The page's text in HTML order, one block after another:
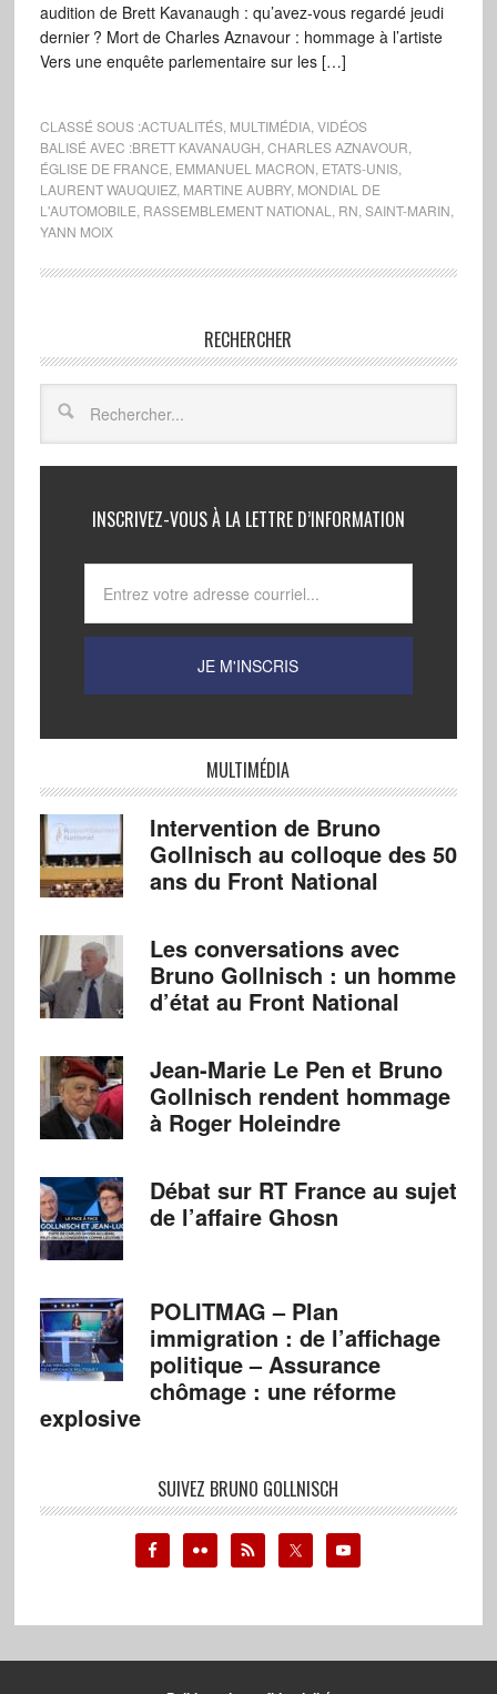
audition de Brett Kavanaugh : qu’avez-vous regardé jeudi
dernier ? Mort de Charles Aznavour : hommage à l’artiste
Vers une enquête parlementaire sur les […]
CLASSÉ SOUS :ACTUALITÉS, MULTIMÉDIA, VIDÉOS
BALISÉ AVEC :BRETT KAVANAUGH CHARLES AZNAVOUR
ÉGLISE DE FRANCE EMMANUEL MACRON ETATS-UNIS,
LAURENT WAUQUIEZ, MARTINE AUBRY, MONDIAL DE
L'AUTOMOBILE RASSEMBLEMENT NATIONAL RN SAINT-MARIN
YANN MOIX
RECHERCHER
INSCRIVEZ-VOUS À LA LETTRE D’INFORMATION
MULTIMÉDIA
Intervention de Bruno
Gollnisch au colloque des 50
ans du Front National
Les conversations avec
Bruno Gollnisch : un homme
d’état au Front National
Jean-Marie Le Pen et Bruno
Gollnisch rendent hommage
à Roger Holeindre
Débat sur RT France au sujet
de l’affaire Ghosn
POLITMAG – Plan
immigration : de l’affichage
politique – Assurance
chômage : une réforme
explosive
SUIVEZ BRUNO GOLLNISCH